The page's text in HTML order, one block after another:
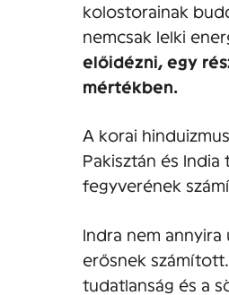
kolostorainak
nemcsak lelki
előidézni, egy
mértékben.
A korai
Pakisztán és
fegyverének
Indra nem
erősnek
tudatlanság és a